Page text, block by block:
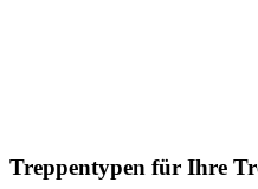
Treppentypen für Ihre